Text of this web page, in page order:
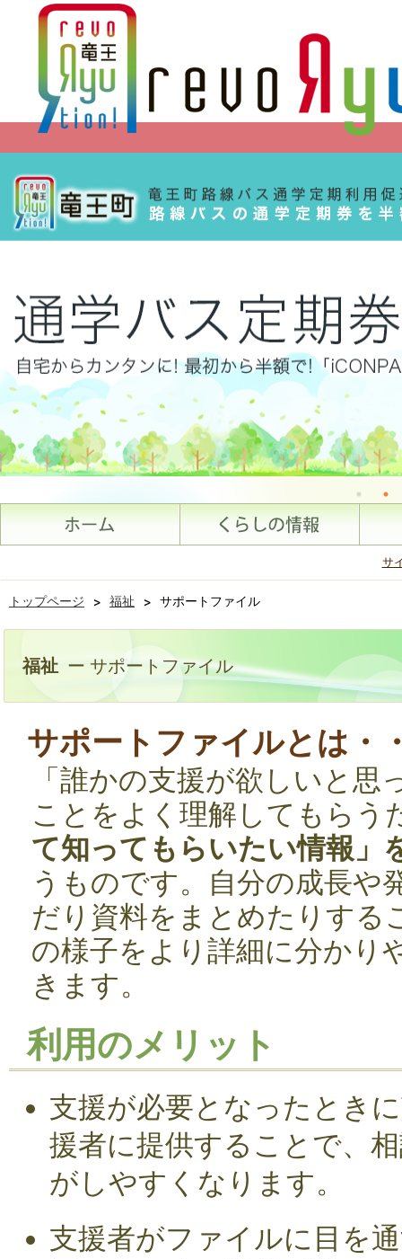
サ
トップページ > 福祉 > サポートファイル
福祉 ー サポートファイル
サポートファイルとは・
「誰かの支援が欲しいと
ことをよく理解してもらう
て知ってもらいたい情報」
うものです。自分の成長や
だり資料をまとめたりする
の様子をより詳細に分かり
きます。
利用のメリット
支援が必要となったとき
援者に提供することで、
がしやすくなります。
支援者がファイルに目を